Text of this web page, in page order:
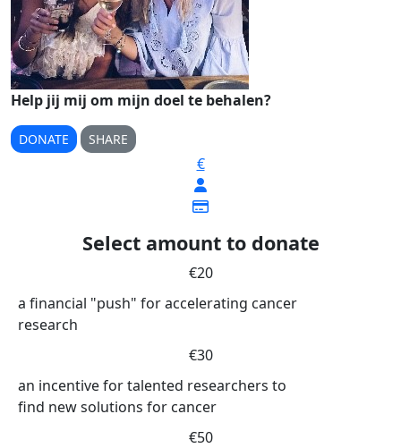
Help jij mij om mijn doel te behalen?
DONATE SHARE
€
Select amount to donate
€20
a financial "push" for accelerating cancer
research
€30
an incentive for talented researchers to
find new solutions for cancer
€50